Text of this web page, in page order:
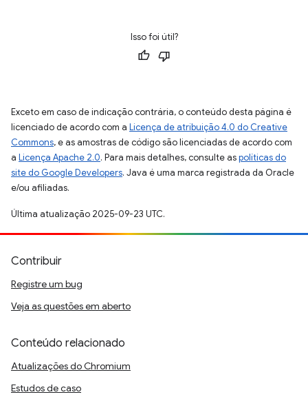
Isso foi útil?
Exceto em caso de indicação contrária, o conteúdo desta página é
licenciado de acordo com a Licença de atribuição 4.0 do Creative
Commons, e as amostras de código são licenciadas de acordo com
a Licença Apache 2.0. Para mais detalhes, consulte aspolíticas do
site do Google Developers. Java é uma marca registrada da Oracle
e/ou afiliadas.
Última atualização 2025-09-23 UTC.
Contribuir
Registre um bug
Veja as questões em aberto
Conteúdo relacionado
Atualizações do Chromium
Estudos de caso